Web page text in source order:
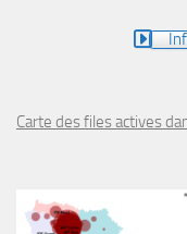
Carte des files actives